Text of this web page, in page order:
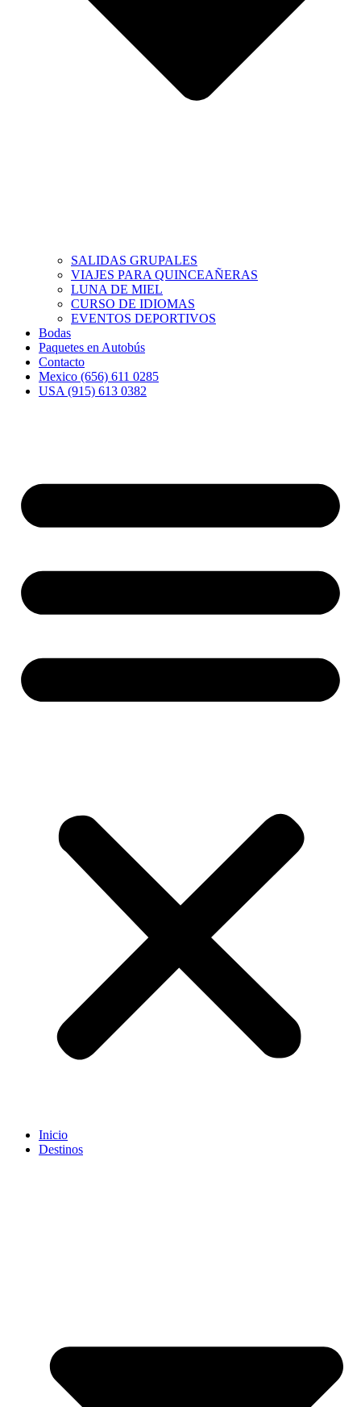
SALIDAS GRUPALES
VIAJES PARA QUINCEAÑERAS
LUNA DE MIEL
CURSO DE IDIOMAS
EVENTOS DEPORTIVOS
Bodas
Paquetes en Autobús
Contacto
Mexico (656) 611 0285
USA (915) 613 0382
Inicio
Destinos